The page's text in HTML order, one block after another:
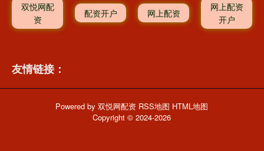
双悦网配
资
配资开户 网上配资
网上配资
开户
友情链接：
Powered by双悦网配资 RSS地图 HTML地图
Copyright© 2024-2026